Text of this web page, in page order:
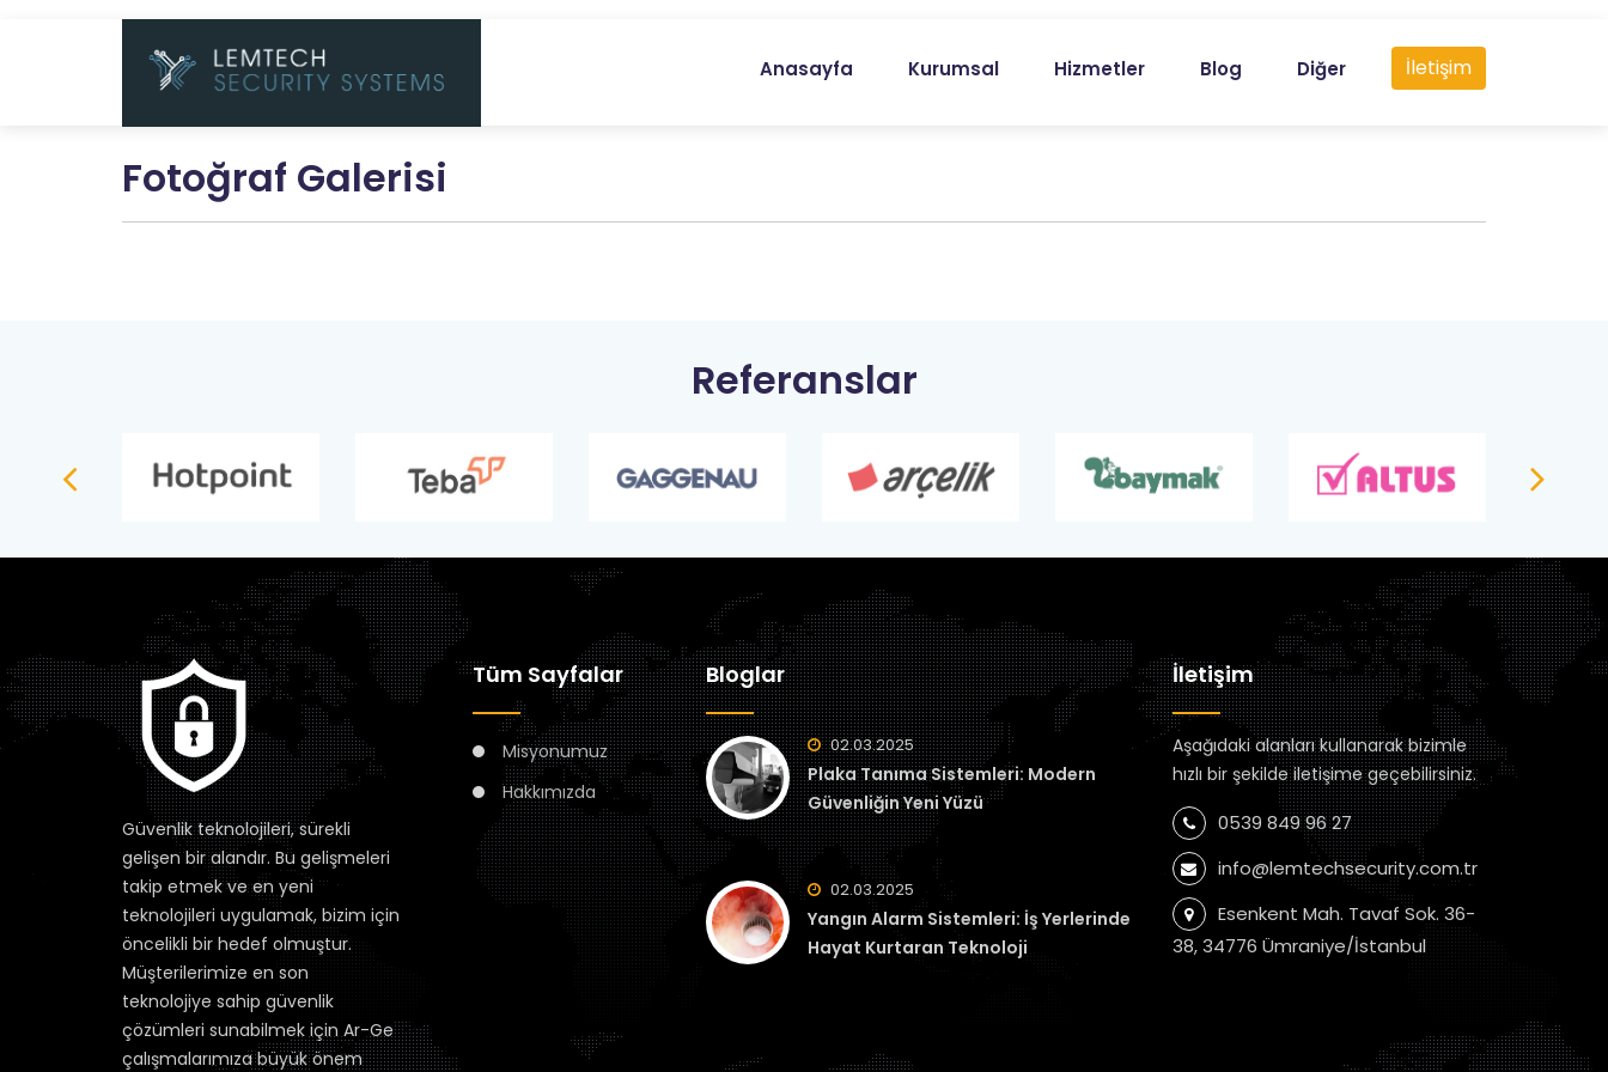
Anasayfa Kurumsal Hizmetler Blog Diğer İletişim
Fotoğraf Galerisi
Referanslar
Güvenlik teknolojileri, sürekli
gelişen bir alandır. Bu gelişmeleri
takip etmek ve en yeni
teknolojileri uygulamak, bizim için
öncelikli bir hedef olmuştur.
Müşterilerimize en son
teknolojiye sahip güvenlik
çözümleri sunabilmek için Ar-Ge
çalışmalarımıza büyük önem
Tüm Sayfalar
Misyonumuz
Hakkımızda
Bloglar
02.03.2025
Plaka Tanıma Sistemleri: Modern
Güvenliğin Yeni Yüzü
02.03.2025
Yangın Alarm Sistemleri: İş Yerlerinde
Hayat Kurtaran Teknoloji
İletişim
Aşağıdaki alanları kullanarak bizimle
hızlı bir şekilde iletişime geçebilirsiniz.
0539 849 96 27
info@lemtechsecurity.com.tr
Esenkent Mah. Tavaf Sok. 36-
38, 34776 Ümraniye/İstanbul